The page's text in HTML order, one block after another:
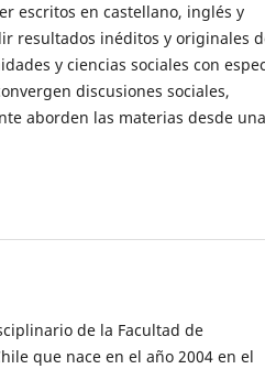
escritos en castellano, inglés y
resultados inéditos y originales
y ciencias sociales con
discusiones sociales,
aborden las materias desde una
de la Facultad de
que nace en el año 2004 en el